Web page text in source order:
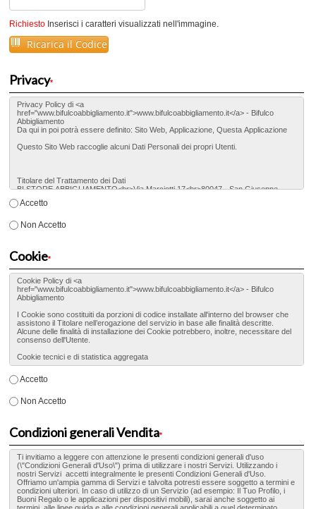
Richiesto Inserisci i caratteri visualizzati nell'immagine.
Ricarica il Codice
Privacy*
Accetto
Non Accetto
Cookie*
Accetto
Non Accetto
Condizioni generali Vendita*